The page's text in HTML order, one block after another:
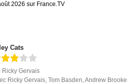
2026 sur France.TV
Cats
Ricky Gervais
Ricky Gervais ,Tom Basden ,Andrew Brooke